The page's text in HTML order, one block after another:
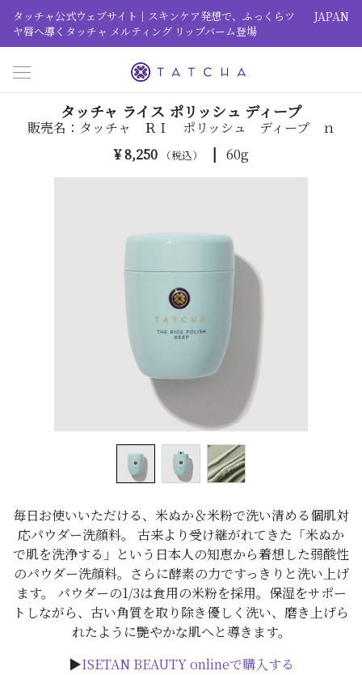
タッチャ公式ウェブサイト｜スキンケア発想で、ふっくらツ
ヤ唇へ導くタッチャ メルティング リップバーム登場
JAPAN
Toggle navigation
タッチャ ライス ポリッシュ ディープ
販売名：タッチャ ＲＩ ポリッシュ ディープ ｎ
¥ 8,250
（税込） 60g
毎日お使いいただける、米ぬか＆米粉で洗い清める個肌対
応パウダー洗顔料。 古来より受け継がれてきた「米ぬか
で肌を洗浄する」という日本人の知恵から着想した弱酸性
のパウダー洗顔料。さらに酵素の力ですっきりと洗い上げ
ます。 パウダーの1/3は食用の米粉を採用。保湿をサポー
トしながら、古い角質を取り除き優しく洗い、磨き上げら
れたように艷やかな肌へと導きます。
▶ISETAN BEAUTY onlineで購入する